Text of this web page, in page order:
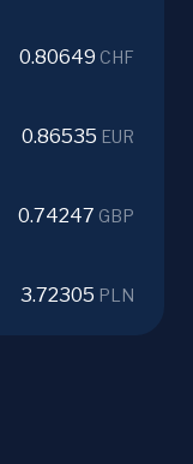
0.80649 CHF
0.86535 EUR
0.74247 GBP
3.72305 PLN